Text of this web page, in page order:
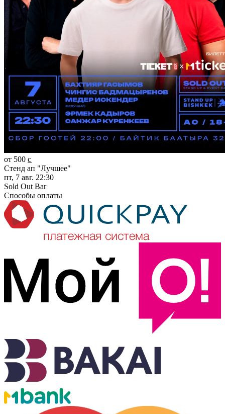
от 500 c̲
Стенд ап "Лучшее"
пт, 7 авг. 22:30
Sold Out Bar
Способы оплаты